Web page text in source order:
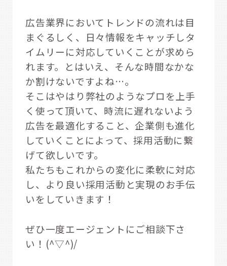
広告業界においてトレンドの流れは目
まぐるしく、日々情報をキャッチしタ
イムリーに対応していくことが求めら
れます。とはいえ、そんな時間なかな
か割けないですよね…。
そこはやはり弊社のようなプロを上手
く使って頂いて、時流に遅れないよう
広告を最適化すること、企業側も進化
していくことによって、採用活動に繋
げて欲しいです。
私たちもこれからの変化に柔軟に対応
し、より良い採用活動と実現のお手伝
いをしていきます！
ぜひ一度エージェントにご相談下さ
い！(^▽^)/